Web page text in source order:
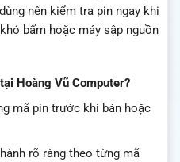
nên kiểm tra pin ngay khi
bấm hoặc máy sập nguồn
Hoàng Vũ Computer?
mã pin trước khi bán hoặc
rõ ràng theo từng mã